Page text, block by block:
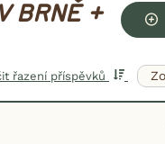
BRNĚ +
řazení příspěvků